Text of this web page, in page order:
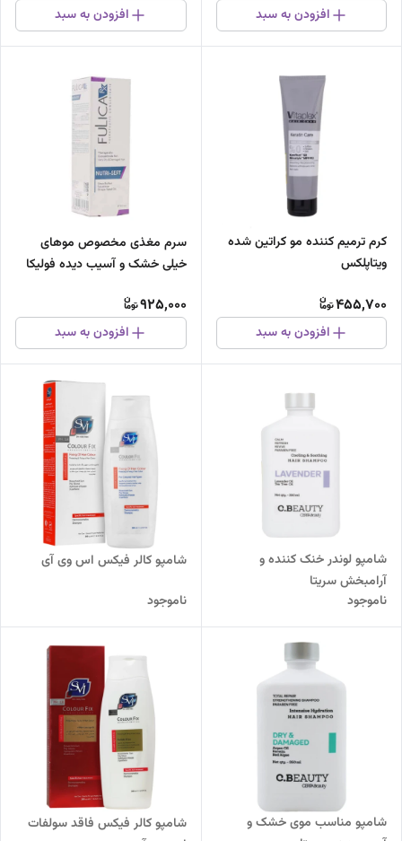
افزودن به سبد افزودن به سبد
کرم ترمیم کننده مو کراتین شده
ویتاپلکس
455,700
افزودن به سبد
سرم مغذی مخصوص موهای
خیلی خشک و آسیب دیده فولیکا
925,000
افزودن به سبد
شامپو لوندر خنک کننده و
آرامبخش سریتا
ناموجود
شامپو کالر فیکس اس وی آی
ناموجود
شامپو مناسب موی خشک و
شامپو کالر فیکس فاقد سولفات